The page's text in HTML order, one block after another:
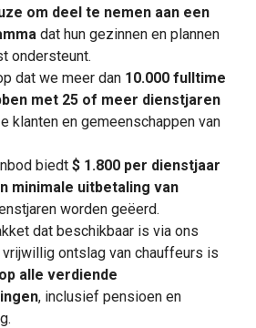
om deel te nemen aan een
dat hun gezinnen en plannen
ondersteunt.
dat we meer dan 10.000 fulltime
met 25 of meer dienstjaren
klanten en gemeenschappen van
biedt $ 1.800 per dienstjaar
minimale uitbetaling van
worden geëerd.
dat beschikbaar is via ons
ontslag van chauffeurs is
alle verdiende
, inclusief pensioen en